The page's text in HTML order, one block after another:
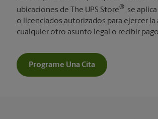
ubicaciones de The UPS Store®, se
o licenciados autorizados para ejercer
cualquier otro asunto legal o recibir
Programe Una Cita